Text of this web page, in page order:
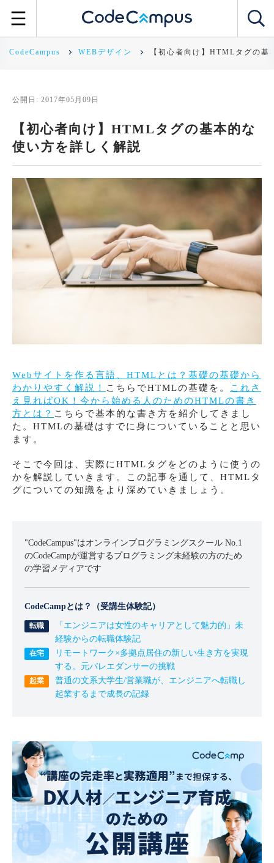
CodeCampus WEBデザイン 【初心者向け】HTMLタグの
公開日: 2017年05月09日
【初心者向け】HTMLタグの基本的な
使い方を詳しく解説
Webサイトを作る言語、HTMLとは？基礎の基礎から
わかりやすく解説！
こちらでHTMLの基礎を。
これさ
え見ればOK！今から始める人のためのHTMLの書き
方とは？ こちらで基本的な書き方を紹介してきまし
た。HTMLの基礎はすでに身についていることと思い
ます。
そこで今回は、実際にHTMLタグをどのように使うの
かを解説していきます。この記事を通して、HTMLタ
グについての知識をより深めていきましょう。
"CodeCampus"はオンラインプログラミングスクール No.1
のCodeCampが運営するプログラミング未経験の方のため
の学習メディアです
CodeCampとは？（受講生体験記）
「エンジニアは女性のキャリアとして魅力的」未
経験からの転職体験記
リモートワーク×多拠点居住の新しい生き方を実現
する。元バレエダンサーの挑戦
普通の文系大学生/営業職が、エンジニアへ転職し
起業するまで成長の記録